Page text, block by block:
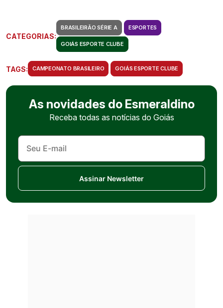
CATEGORIAS:
BRASILEIRÃO SÉRIE A ESPORTES
GOIÁS ESPORTE CLUBE
TAGS: CAMPEONATO BRASILEIRO GOIÁS ESPORTE CLUBE
As novidades do Esmeraldino
Receba todas as notícias do Goiás
Assinar Newsletter